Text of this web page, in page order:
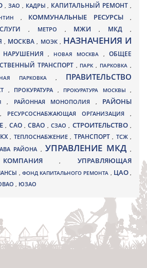
, ЗАО , КАДРЫ, КАПИТАЛЬНЫЙ РЕМОНТ ,
, КОММУНАЛЬНЫЕ РЕСУРСЫ,
, МЕТРО , МЖИ, МКД ,
, МОСКВА , МОЭК , НАЗНАЧЕНИЯ И
НАРУШЕНИЯ , НОВАЯ МОСКВА ,ОБЩЕЕ
ТРАНСПОРТ , ПАРК, ПАРКОВКА ,
ПАРКОВКА , ПРАВИТЕЛЬСТВО
, ПРОКУРАТУРА , ПРОКУРАТУРА МОСКВЫ ,
, РАЙОННАЯ МОНОПОЛИЯ , РАЙОНЫ
, РЕСУРСОСНАБЖАЮЩАЯ ОРГАНИЗАЦИЯ ,
, САО,СВАО ,СЗАО, СТРОИТЕЛЬСТВО,
, ТЕПЛОСНАБЖЕНИЕ , ТРАНСПОРТ , ТСЖ ,
РАЙОНА , УПРАВЛЕНИЕ МКД ,
КОМПАНИЯ,УПРАВЛЯЮЩАЯ
, ФОНД КАПИТАЛЬНОГО РЕМОНТА , ЦАО,
, ЮЗАО